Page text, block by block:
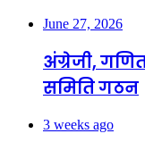
June 27, 2026
अंग्रेजी,
समिति गठन
3 weeks ago